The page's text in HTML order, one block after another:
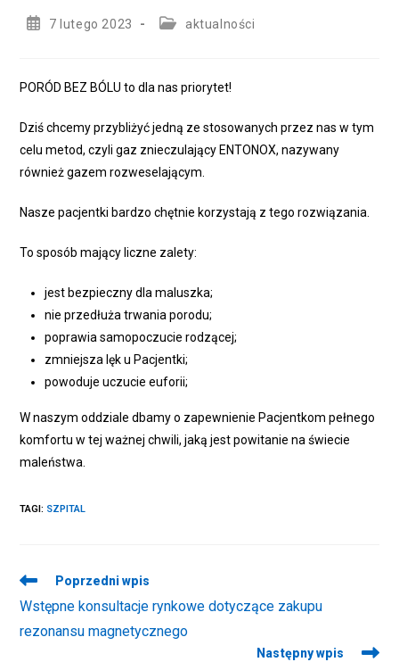
Post7 lutego 2023
Postaktualności
PORÓD BEZ BÓLU to dla nas priorytet!
Dziś chcemy przybliżyć jedną ze stosowanych przez nas w tym
celu metod, czyli gaz znieczulający ENTONOX, nazywany
również gazem rozweselającym.
Nasze pacjentki bardzo chętnie korzystają z tego rozwiązania.
To sposób mający liczne zalety:
jest bezpieczny dla maluszka;
nie przedłuża trwania porodu;
poprawia samopoczucie rodzącej;
zmniejsza lęk u Pacjentki;
powoduje uczucie euforii;
W naszym oddziale dbamy o zapewnienie Pacjentkom pełnego
komfortu w tej ważnej chwili, jaką jest powitanie na świecie
maleństwa.
TAGI: SZPITAL
Read
more
articles
Poprzedni wpis
Wstępne konsultacje rynkowe dotyczące zakupu
rezonansu magnetycznego
Następny wpis